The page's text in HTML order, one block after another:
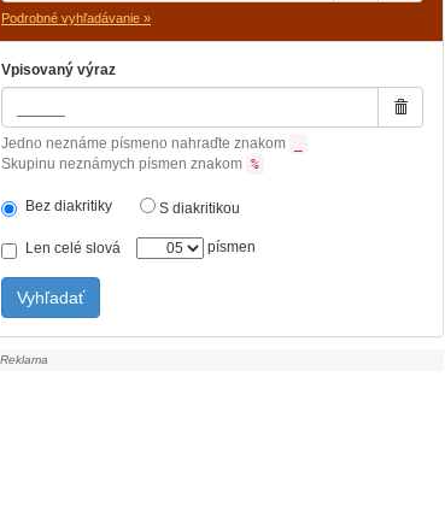
Podrobné vyhľadávanie »
Vpisovaný výraz
Jedno neznáme písmeno nahraďte znakom
Skupinu neznámych písmen znakom %
Bez diakritiky S diakritikou
Len celé slová písmen
Vyhľadať